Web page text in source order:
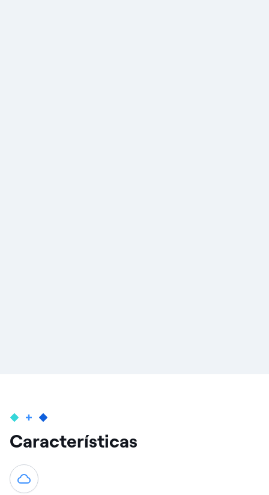
Características